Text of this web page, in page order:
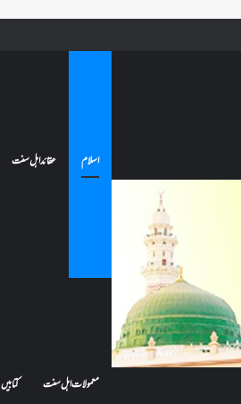
ہیں ، اور کیا معتکف فنائے مسجد میں جا سکتا ہے؟
اسلام عقائد اہل سنت
معمولات اہل سنت کتابیں